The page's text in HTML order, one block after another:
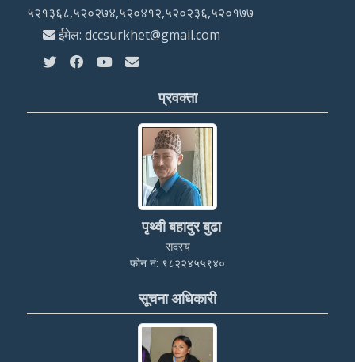
५२१३६८,५२०२७४,५२०४१२,५२०२३६,५२०१७७
ईमेल: dccsurkhet@gmail.com
प्रवक्ता
पृथ्वी बहादुर बुढा
सदस्य
फोन नं: ९८२२४५५९४०
सूचना अधिकारी